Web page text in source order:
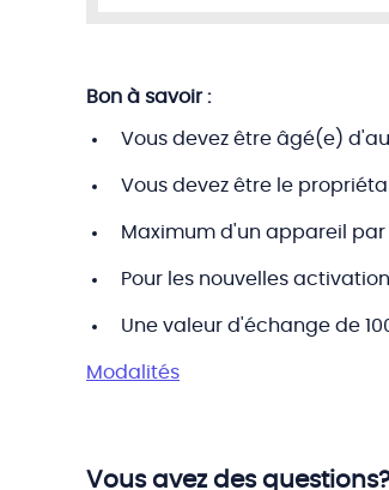
Bon à savoir :
Vous devez être âgé(e) d'au
Vous devez être le
Maximum d'un appareil par
Pour les nouvelles
Une valeur d'échange de
Modalités
Vous avez des